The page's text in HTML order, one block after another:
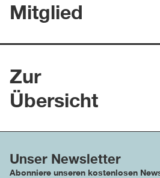
Mitglied
Zur
Übersicht
Unser Newsletter
Abonniere unseren kostenlosen